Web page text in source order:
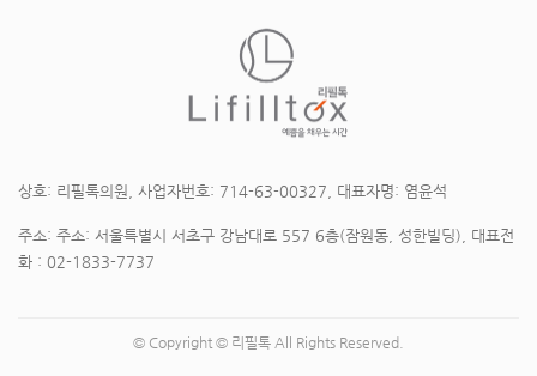
상호: 리필톡의원, 사업자번호: 714-63-00327, 대표자명: 염윤석
주소: 주소: 서울특별시 서초구 강남대로 557 6층(잠원동, 성한빌딩), 대표전
화 : 02-1833-7737
© Copyright © 리필톡 All Rights Reserved.